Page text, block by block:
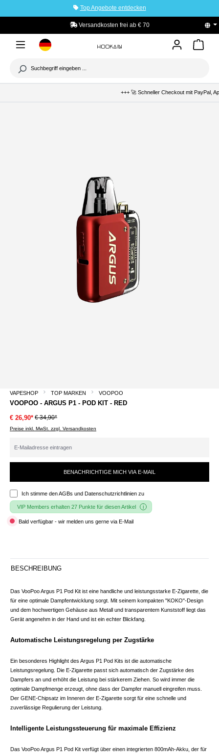
Top Angebote entdecken
Versandkosten frei ab € 70
+++ 🚀 Schneller Checkout mit PayPal, Apple
VAPESHOP TOP MARKEN VOOPOO
VOOPOO - ARGUS P1 - POD KIT - RED
€ 26,90* € 34,90*
Preise inkl. MwSt. zzgl. Versandkosten
BENACHRICHTIGE MICH VIA E-MAIL
Ich stimme denAGBs und Datenschutzrichtlinien zu
VIP Members erhalten 27 Punkte für diesen Artikel
Bald verfügbar - wir melden uns gerne via E-Mail
BESCHREIBUNG
Das VooPoo Argus P1 Pod Kit ist eine handliche und leistungsstarke E-Zigarette, die
für eine optimale Dampfentwicklung sorgt. Mit seinem kompakten "KOKO"-Design
und dem hochwertigen Gehäuse aus Metall und transparentem Kunststoff liegt das
Gerät angenehm in der Hand und ist ein echter Blickfang.
Automatische Leistungsregelung per Zugstärke
Ein besonderes Highlight des Argus P1 Pod Kits ist die automatische
Leistungsregelung. Die E-Zigarette passt sich automatisch der Zugstärke des
Dampfers an und erhöht die Leistung bei stärkerem Ziehen. So wird immer die
optimale Dampfmenge erzeugt, ohne dass der Dampfer manuell eingreifen muss.
Der GENE-Chipsatz im Inneren der E-Zigarette sorgt für eine schnelle und
zuverlässige Regulierung der Leistung.
Intelligente Leistungssteuerung für maximale Effizienz
Das VooPoo Argus P1 Pod Kit verfügt über einen integrierten 800mAh-Akku, der für